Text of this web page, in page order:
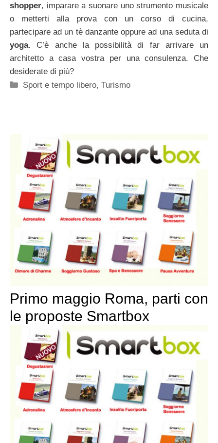
shopper, imparare a suonare uno strumento musicale
o metterti alla prova con un corso di cucina,
partecipare ad un tè danzante oppure ad una seduta di
yoga. C’è anche la possibilità di far arrivare un
architetto a casa vostra per una consulenza. Che
desiderate di più?
Categorie
Sport e tempo libero,Turismo
Primo maggio Roma, parti con
le proposte Smartbox